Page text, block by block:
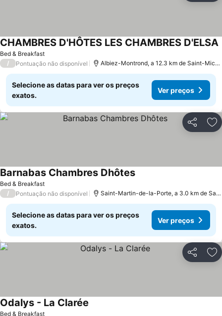
Bed & Breakfast
CHAMBRES D'HÔTES LES CHAMBRES D'ELSA
/ Pontuação não disponível Albiez-Montrond, a 12.3 km de Saint-
Selecione as datas para ver os preços
exatos.
Ver preços
Partilhar
Bed & Breakfast
Barnabas Chambres DhôtesVer preços
/ Pontuação não disponível Saint-Martin-de-la-Porte, a 3.0 km de
Selecione as datas para ver os preços
exatos.
Ver preços
Partilhar
Bed & Breakfast
Odalys - La Clarée